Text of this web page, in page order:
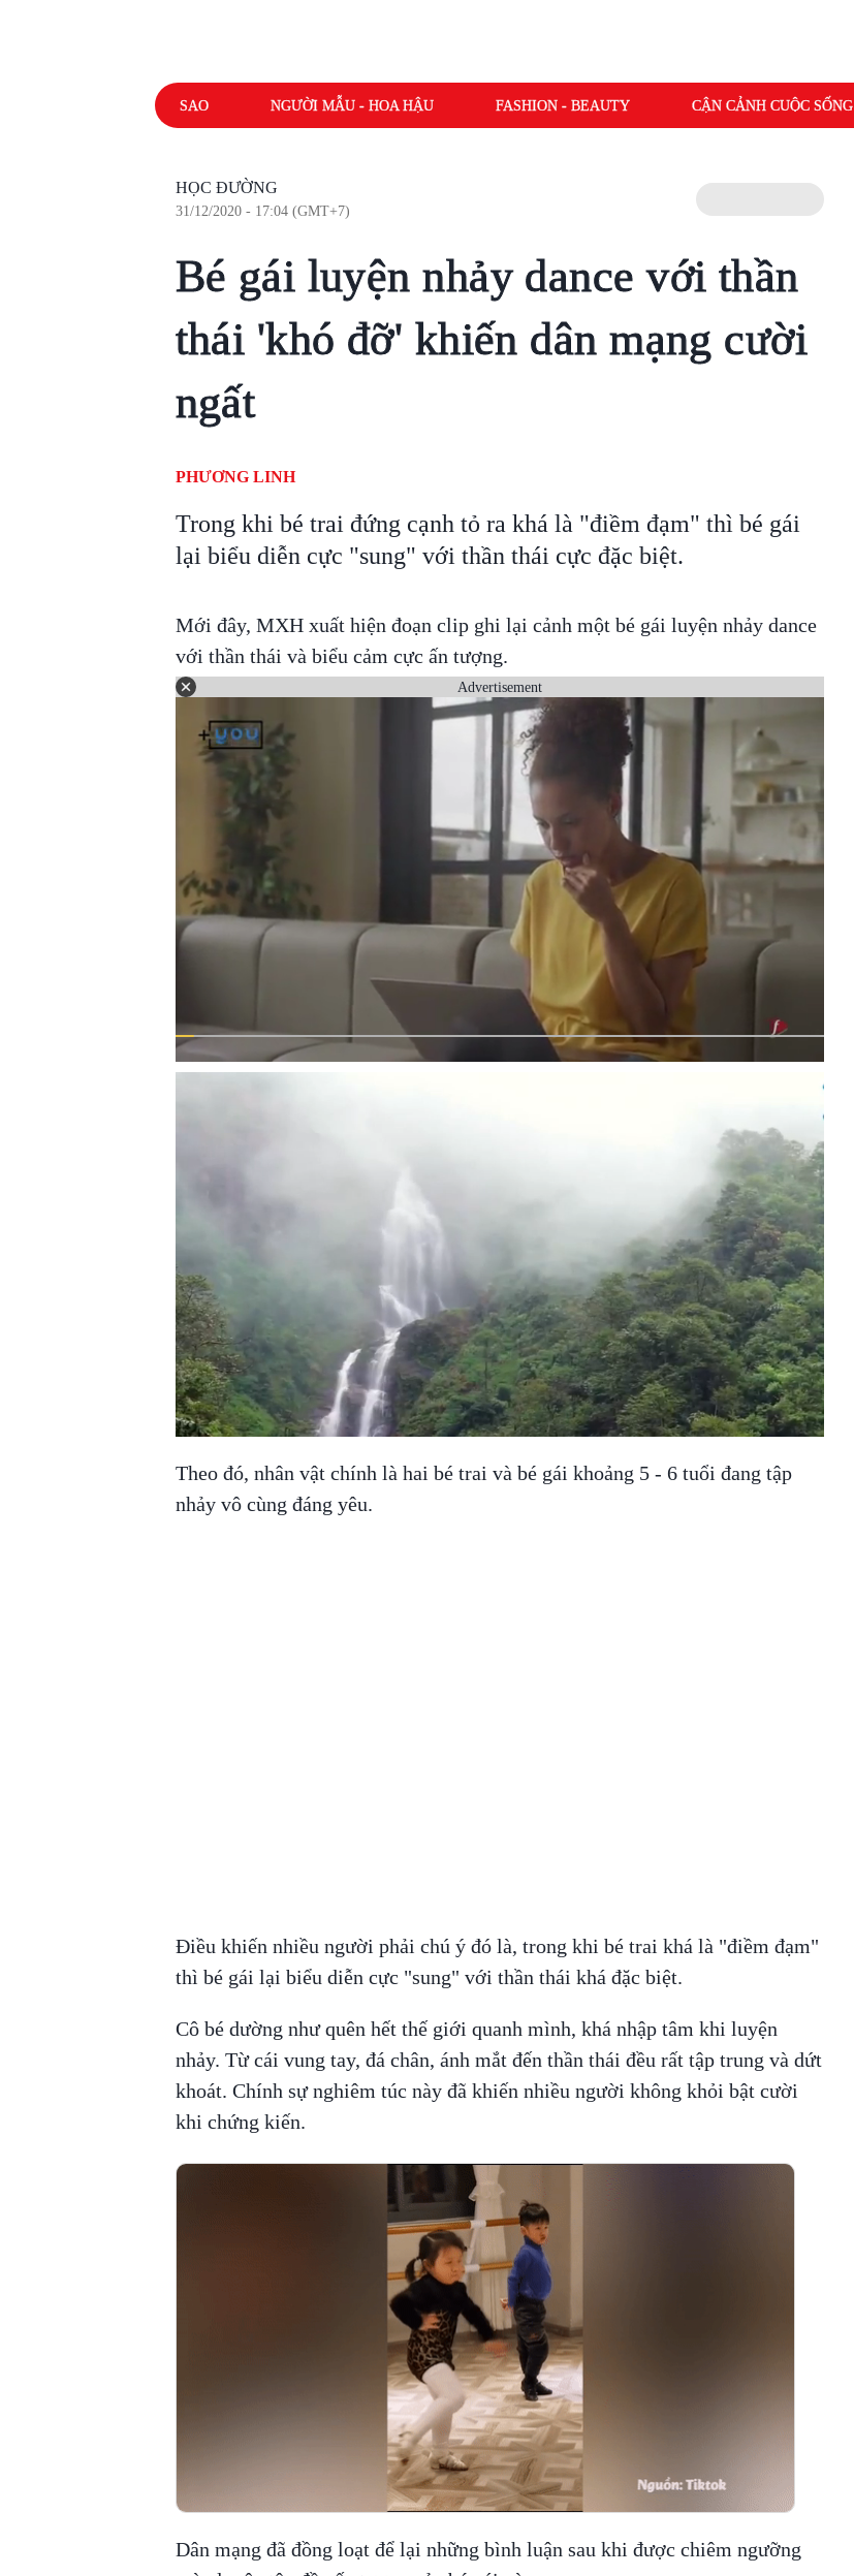
SAO NGƯỜI MẪU - HOA HẬU FASHION - BEAUTY CẬN CẢNH CUỘC SỐNG
HỌC ĐƯỜNG
31/12/2020 - 17:04 (GMT+7)
Bé gái luyện nhảy dance với thần
thái 'khó đỡ' khiến dân mạng cười
ngất
PHƯƠNG LINH
Trong khi bé trai đứng cạnh tỏ ra khá là "điềm đạm" thì bé gái
lại biểu diễn cực "sung" với thần thái cực đặc biệt.
Mới đây, MXH xuất hiện đoạn clip ghi lại cảnh một bé gái luyện nhảy dance
với thần thái và biểu cảm cực ấn tượng.
Advertisement
Theo đó, nhân vật chính là hai bé trai và bé gái khoảng 5 - 6 tuổi đang tập
nhảy vô cùng đáng yêu.
Điều khiến nhiều người phải chú ý đó là, trong khi bé trai khá là "điềm đạm"
thì bé gái lại biểu diễn cực "sung" với thần thái khá đặc biệt.
Cô bé dường như quên hết thế giới quanh mình, khá nhập tâm khi luyện
nhảy. Từ cái vung tay, đá chân, ánh mắt đến thần thái đều rất tập trung và dứt
khoát. Chính sự nghiêm túc này đã khiến nhiều người không khỏi bật cười
khi chứng kiến.
Dân mạng đã đồng loạt để lại những bình luận sau khi được chiêm ngưỡng